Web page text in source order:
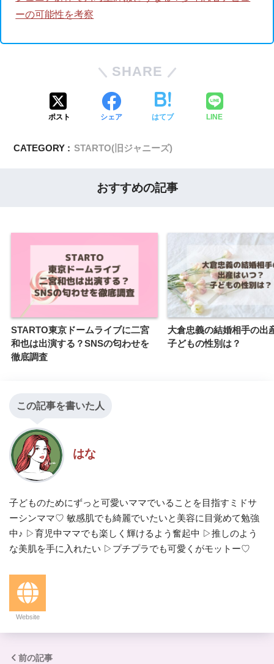
ーの可能性を考察
SHARE
ポスト シェア はてブ LINE
CATEGORY : STARTO(旧ジャニーズ)
おすすめの記事
STARTO東京ドームライブに二宮
和也は出演する？SNSの匂わせを
徹底調査
大倉忠義の結婚相手の出
子どもの性別は？
この記事を書いた人
はな
子どものためにずっと可愛いママでいることを目指すミドサ
ーシンママ♡ 敏感肌でも綺麗でいたいと美容に目覚めて勉強
中♪ ▷育児中ママでも楽しく輝けるよう奮起中 ▷推しのよう
な美肌を手に入れたい ▷プチプラでも可愛くがモットー♡
Website
前の記事